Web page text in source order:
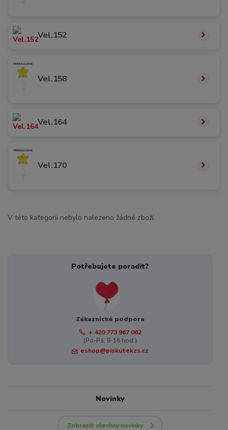
Vel.152
Vel.158
Vel.164
Vel.170
V této kategorii nebylo nalezeno žádné zboží.
Potřebujete poradit?
Zákaznická podpora
+ 420 773 967 062
(Po-Pá, 8-16 hod.)
eshop@piskutekzs.cz
Novinky
Zobrazit všechny novinky